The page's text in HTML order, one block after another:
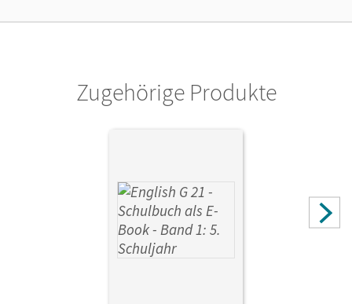
Privatpersonen, die nur mit dem E-Book arbeiten.
Herausgeber/-in
Laurence; Woppert, Allen J.
Zugehörige Produkte